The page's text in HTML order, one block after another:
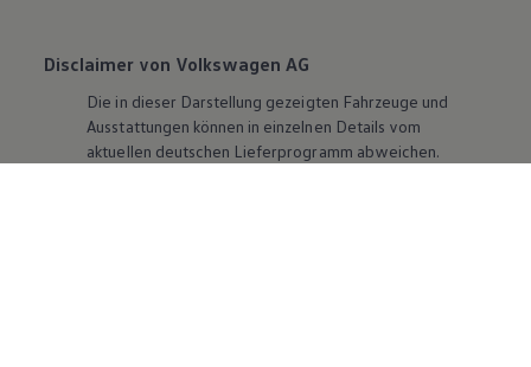
Disclaimer von Volkswagen AG
Die in dieser Darstellung gezeigten Fahrzeuge und
Ausstattungen können in einzelnen Details vom
aktuellen deutschen Lieferprogramm abweichen.